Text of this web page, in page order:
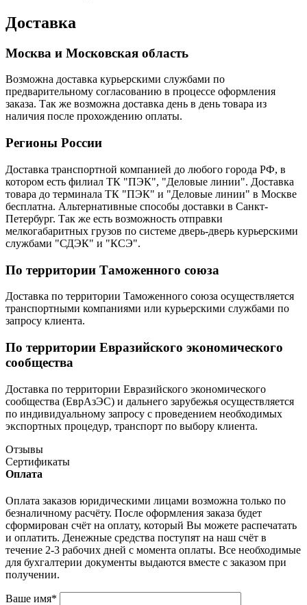
Доставка
Москва и Московская область
Возможна доставка курьерскими службами по
предварительному согласованию в процессе оформления
заказа. Так же возможна доставка день в день товара из
наличия после прохождению оплаты.
Регионы России
Доставка транспортной компанией до любого города РФ, в
котором есть филиал ТК "ПЭК", "Деловые линии". Доставка
товара до терминала ТК "ПЭК" и "Деловые линии" в Москве
бесплатна. Альтернативные способы доставки в Санкт-
Петербург. Так же есть возможность отправки
мелкогабаритных грузов по системе дверь-дверь курьерскими
службами "СДЭК" и "КСЭ".
По территории Таможенного союза
Доставка по территории Таможенного союза осуществляется
транспортными компаниями или курьерскими службами по
запросу клиента.
По территории Евразийского экономического
сообщества
Доставка по территории Евразийского экономического
сообщества (ЕврАзЭС) и дальнего зарубежья осуществляется
по индивидуальному запросу с проведением необходимых
экспортных процедур, транспорт по выбору клиента.
Отзывы
Сертификаты
Оплата
Оплата заказов юридическими лицами возможна только по
безналичному расчёту. После оформления заказа будет
сформирован счёт на оплату, который Вы можете распечатать
и оплатить. Денежные средства поступят на наш счёт в
течение 2-3 рабочих дней с момента оплаты. Все необходимые
для бухгалтерии документы выдаются вместе с заказом при
получении.
Ваше имя*